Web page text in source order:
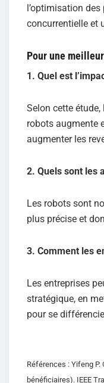
l’optimisation
concurrentielle et
Pour une
1. Quel est
Selon cette
robots augmente
augmenter les
2. Quels sont les
Les robots sont
plus précise et
3. Comment les
Les entreprises
stratégique, en
pour se
Références : Yifeng P.
bénéficiaires). IEEE